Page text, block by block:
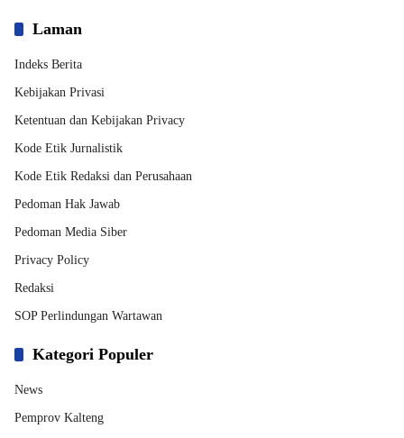
Laman
Indeks Berita
Kebijakan Privasi
Ketentuan dan Kebijakan Privacy
Kode Etik Jurnalistik
Kode Etik Redaksi dan Perusahaan
Pedoman Hak Jawab
Pedoman Media Siber
Privacy Policy
Redaksi
SOP Perlindungan Wartawan
Kategori Populer
News
Pemprov Kalteng